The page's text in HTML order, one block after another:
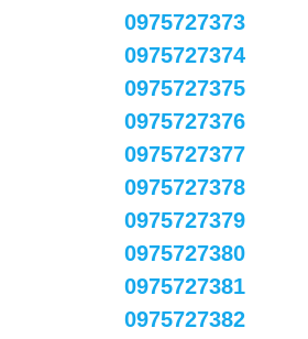
0975727373
0975727374
0975727375
0975727376
0975727377
0975727378
0975727379
0975727380
0975727381
0975727382